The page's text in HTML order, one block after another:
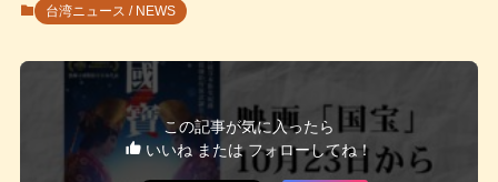
台湾ニュース / NEWS
この記事が気に入ったら
いいね または フォローしてね！